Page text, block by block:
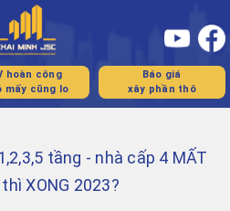
hoàn công
mấy cũng lo
Báo giá
xây phần thô
tầng - nhà cấp 4 MẤT
XONG 2023?